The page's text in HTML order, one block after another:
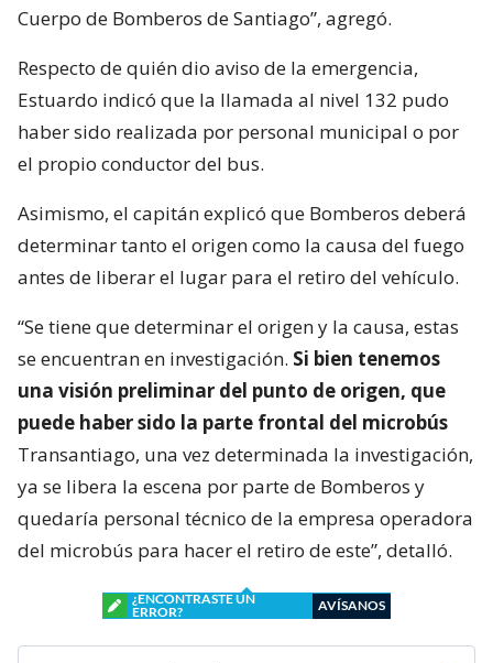
Cuerpo de Bomberos de Santiago”, agregó.
Respecto de quién dio aviso de la emergencia,
Estuardo indicó que la llamada al nivel 132 pudo
haber sido realizada por personal municipal o por
el propio conductor del bus.
Asimismo, el capitán explicó que Bomberos deberá
determinar tanto el origen como la causa del fuego
antes de liberar el lugar para el retiro del vehículo.
“Se tiene que determinar el origen y la causa, estas
se encuentran en investigación. Si bien tenemos
una visión preliminar del punto de origen, que
puede haber sido la parte frontal del microbús
Transantiago, una vez determinada la investigación,
ya se libera la escena por parte de Bomberos y
quedaría personal técnico de la empresa operadora
del microbús para hacer el retiro de este”, detalló.
¿ENCONTRASTE UN
ERROR?
AVÍSANOS